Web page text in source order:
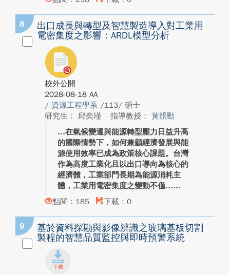
8
出口成長與轉型及智慧製造導入對工業用
電密集度之影響：ARDL模型分析
校外公開
2028-08-18 AA
/ 資源工程學系 /113/ 碩士
研究生： 邱奕瑾
指導教授： 黃韻勳
在氣候變遷與能源轉型壓力日益升高
的國際情勢下，如何兼顧經濟發展與能
源使用效率已成為政策核心課題。台灣
作為高度工業化且以出口導向為核心的
經濟體，工業部門長期為能源消耗主
體，工業用電密集度之變動不僅...
點閱：185
下載：0
9
基於資料探勘與影像辨識之玻璃基板切割
製程的智慧品質監控與即時預警系統